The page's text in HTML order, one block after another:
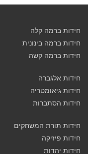
חידות ברמה קלה
חידות ברמה בינונית
חידות ברמה קשה
חידות אלגברה
חידות גיאומטריה
חידות הסתברות
חידות תורת המשחקים
חידות פיזיקה
חידות יהדות